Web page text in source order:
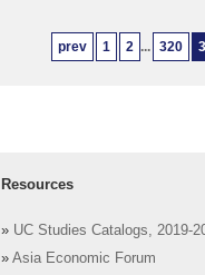
prev 1 2 ... 320
Resources
» UC Studies Catalogs, 2019-
» Asia Economic Forum